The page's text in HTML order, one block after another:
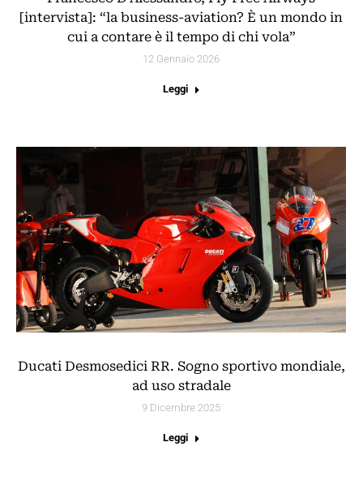
[intervista]: “la business-aviation? È un mondo in
cui a contare è il tempo di chi vola”
12 Gennaio 2026
Leggi
Ducati Desmosedici RR. Sogno sportivo mondiale,
ad uso stradale
9 Dicembre 2025
Leggi